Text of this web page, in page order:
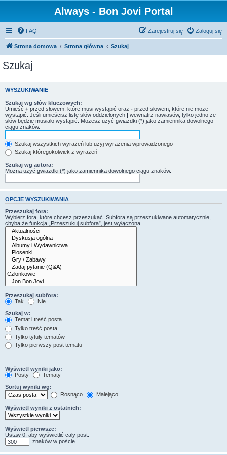
Always - Bon Jovi Portal
FAQ Zaloguj się
Zarejestruj się
Strona domowa Strona główna Szukaj
Szukaj
WYSZUKIWANIE
Szukaj wg słów kluczowych:
Umieść + przed słowem, które musi wystąpić oraz - przed słowem, które nie może
wystąpić. Jeśli umieścisz listę słów oddzielonych | wewnątrz nawiasów, tylko jedno ze
słów będzie musiało wystąpić. Możesz użyć gwiazdki (*) jako zamiennika dowolnego
ciągu znaków.
Szukaj wszystkich wyrażeń lub użyj wyrażenia wprowadzonego
Szukaj któregokolwiek z wyrażeń
Szukaj wg autora:
Można użyć gwiazdki (*) jako zamiennika dowolnego ciągu znaków.
OPCJE WYSZUKIWANIA
Przeszukaj fora:
Wybierz fora, które chcesz przeszukać. Subfora są przeszukiwane automatycznie,
chyba że funkcja „Przeszukuj subfora”, jest wyłączona.
Przeszukaj subfora:
Tak
Nie
Szukaj w:
Temat i treść posta
Tylko treść posta
Tylko tytuły tematów
Tylko pierwszy post tematu
Wyświetl wyniki jako:
Posty
Tematy
Sortuj wyniki wg:
Rosnąco
Malejąco
Wyświetl wyniki z ostatnich:
Wyświetl pierwsze:
Ustaw 0, aby wyświetlić cały post.
znaków w poście